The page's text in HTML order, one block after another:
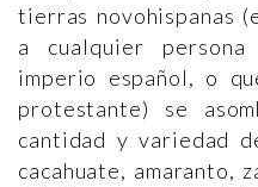
tierras novohispanas
a cualquier
imperio español, o
protestante) se
cantidad y variedad
cacahuate, amaranto,